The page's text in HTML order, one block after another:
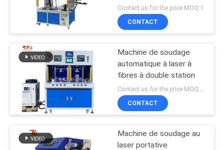
Contact us for the price MOQ:1
CONTACT
Machine de soudage
automatique à laser à
fibres à double station
CONTACT
Machine de soudage au
laser portative